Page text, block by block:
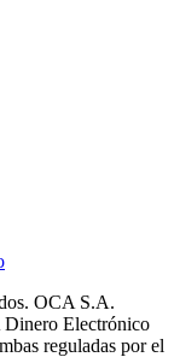
OCA S.A.
Dinero Electrónico
reguladas por el